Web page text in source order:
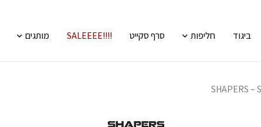
ביגוד חליפות סרף סקייט !!!!SALEEEE מותגים
SHAPERS –